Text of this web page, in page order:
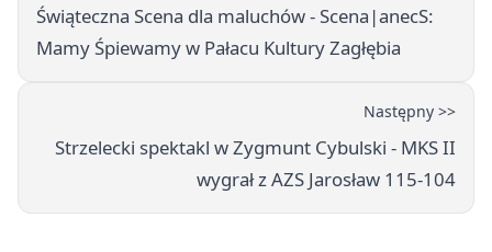
Świąteczna Scena dla maluchów - Scena|anecS:
Mamy Śpiewamy w Pałacu Kultury Zagłębia
Następny >>
Strzelecki spektakl w Zygmunt Cybulski - MKS II
wygrał z AZS Jarosław 115-104